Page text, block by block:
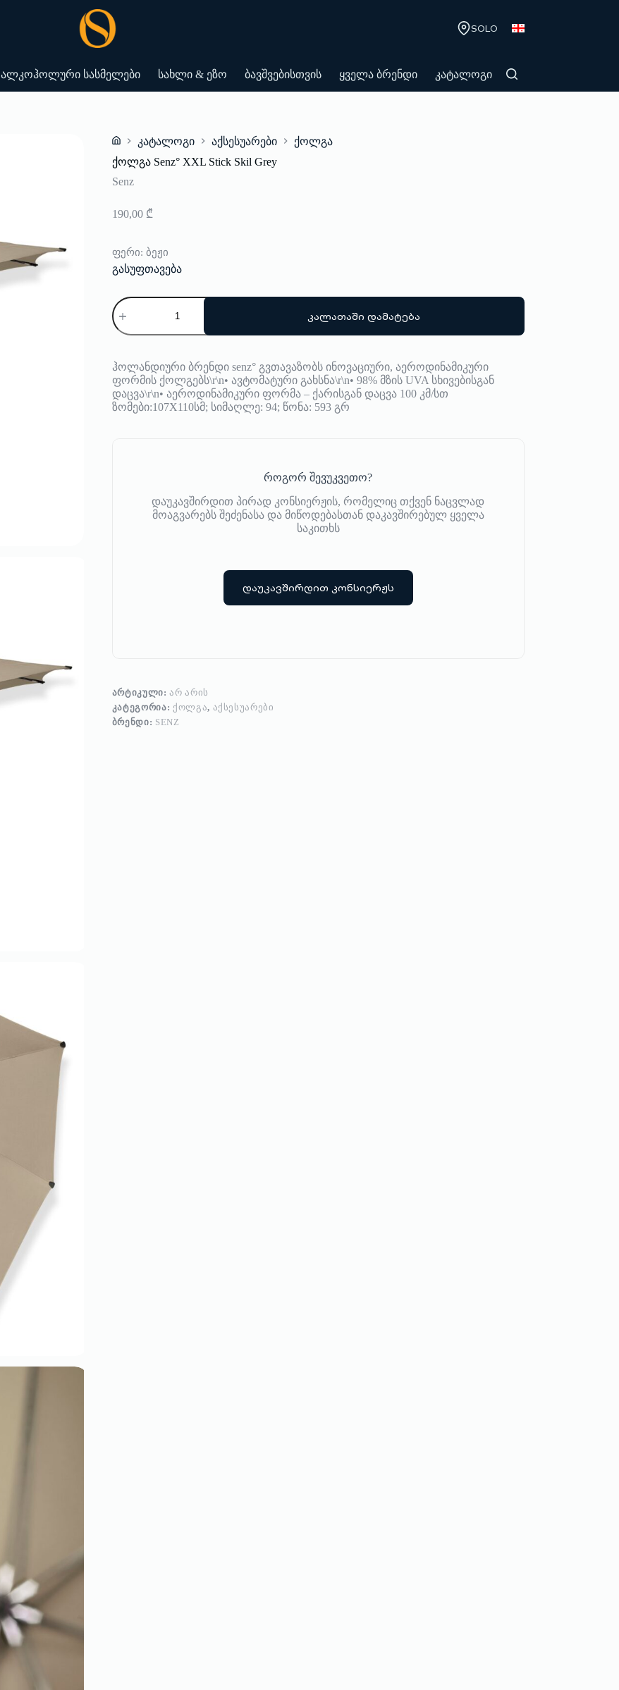
SOLO
ალკოჰოლური სასმელები სახლი & ეზო ბავშვებისთვის ყველა ბრენდი კატალოგი
Home
კატალოგი აქსესუარები
ქოლგა
ქოლგა Senz° XXL Stick Skil Grey
Senz
190,00 ₾
ფერი: ბეჟი
გასუფთავება
რაოდენობა:
ქოლგა
Senz°
XXL
Skil
Grey
კალათაში დამატება
ჰოლანდიური ბრენდი senz° გვთავაზობს ინოვაციური, აეროდინამიკური
ფორმის ქოლგებს\r\n• ავტომატური გახსნა\r\n• 98% მზის UVA სხივებისგან
დაცვა\r\n• აეროდინამიკური ფორმა – ქარისგან დაცვა 100 კმ/სთ
ზომები:107X110სმ; სიმაღლე: 94; წონა: 593 გრ
როგორ შევუკვეთო?
დაუკავშირდით პირად კონსიერჟის, რომელიც თქვენ ნაცვლად
მოაგვარებს შეძენასა და მიწოდებასთან დაკავშირებულ ყველა
საკითხს
დაუკავშირდით კონსიერჟს
ᲐᲠᲢᲘᲙᲣᲚᲘ:ᲐᲠ ᲐᲠᲘᲡ
ᲙᲐᲢᲔᲒᲝᲠᲘᲐ: ᲥᲝᲚᲒᲐ, ᲐᲥᲡᲔᲡᲣᲐᲠᲔᲑᲘ
ᲑᲠᲔᲜᲓᲘ: SENZ